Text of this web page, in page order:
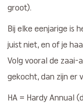
groot).
Bij elke eenjarige is
juist niet, en of je
Volg vooral de zaai-
gekocht, dan zijn er
HA = Hardy Annual